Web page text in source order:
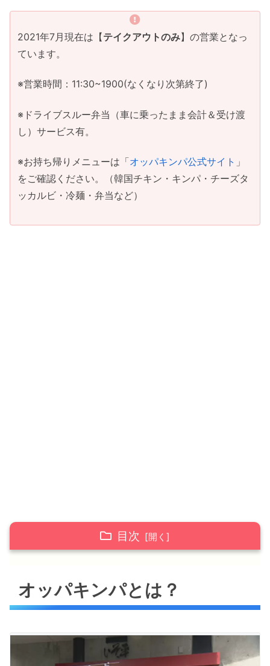
2021年7月現在は【テイクアウトのみ】の営業となっ
ています。
※営業時間：11:30~1900(なくなり次第終了)
※ドライブスルー弁当（車に乗ったまま会計＆受け渡
し）サービス有。
※お持ち帰りメニューは「オッパキンパ公式サイト 」
をご確認ください。（韓国チキン・キンパ・チーズタ
ッカルビ・冷麺・弁当など）
目次
オッパキンパのランチメニュー
すめメニュー
オッパスンドゥブ(ディナーメニュー)
オッパキンパとは？